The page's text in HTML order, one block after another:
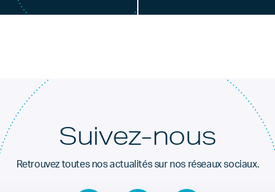
Suivez-nous
Retrouvez toutes nos actualités sur nos réseaux sociaux.